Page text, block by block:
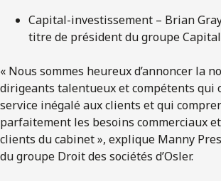
Capital-investissement – Brian
titre de président du groupe
« Nous sommes heureux d’annoncer la
dirigeants talentueux et compétents qui
service inégalé aux clients et qui
parfaitement les besoins commerciaux
clients du cabinet », explique Manny
du groupe Droit des sociétés d’Osler.